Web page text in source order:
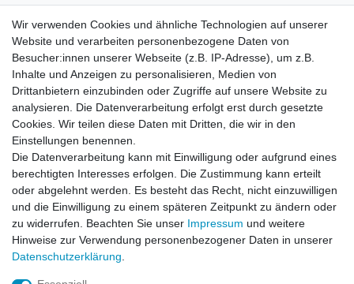
Einkaufen
Zahlungsarten
Versandarten & -kosten
Widerrufsrecht
Zum Online-Widerruf
Mein Konto
Wir verwenden Cookies und ähnliche Technologien auf unserer
Website und verarbeiten personenbezogene Daten von
Besucher:innen unserer Webseite (z.B. IP-Adresse), um z.B.
Inhalte und Anzeigen zu personalisieren, Medien von
Drittanbietern einzubinden oder Zugriffe auf unsere Website zu
analysieren. Die Datenverarbeitung erfolgt erst durch gesetzte
Cookies. Wir teilen diese Daten mit Dritten, die wir in den
Einstellungen benennen.
Die Datenverarbeitung kann mit Einwilligung oder aufgrund eines
berechtigten Interesses erfolgen. Die Zustimmung kann erteilt
oder abgelehnt werden. Es besteht das Recht, nicht einzuwilligen
und die Einwilligung zu einem späteren Zeitpunkt zu ändern oder
zu widerrufen. Beachten Sie unser Impressum und weitere
Hinweise zur Verwendung personenbezogener Daten in unserer
Daten­schutz­erklärung